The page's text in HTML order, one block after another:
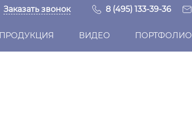
Заказать звонок 8 (495) 133-39-36
ПРОДУКЦИЯ ВИДЕО ПОРТФОЛИО